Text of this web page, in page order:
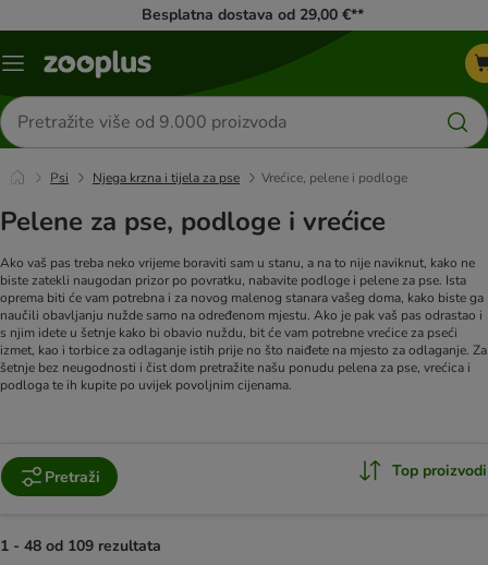
Besplatna dostava od 29,00 €**
Izbornik
Traži
proizvode
Psi Njega krzna i tijela za pse Vrećice, pelene i podloge
Pelene za pse, podloge i vrećice
Ako vaš pas treba neko vrijeme boraviti sam u stanu, a na to nije naviknut, kako ne
biste zatekli naugodan prizor po povratku, nabavite podloge i pelene za pse. Ista
oprema biti će vam potrebna i za novog malenog stanara vašeg doma, kako biste ga
naučili obavljanju nužde samo na određenom mjestu. Ako je pak vaš pas odrastao i
s njim idete u šetnje kako bi obavio nuždu, bit će vam potrebne vrećice za pseći
izmet, kao i torbice za odlaganje istih prije no što naiđete na mjesto za odlaganje. Za
šetnje bez neugodnosti i čist dom pretražite našu ponudu pelena za pse, vrećica i
podloga te ih kupite po uvijek povoljnim cijenama.
Pretraži Top proizvodi
1 - 48 od 109 rezultata